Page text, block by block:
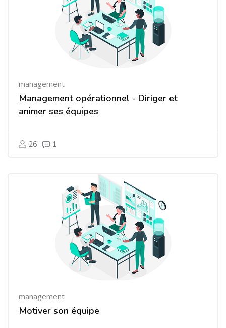
management
Management opérationnel - Diriger et
animer ses équipes
26 1
management
Motiver son équipe